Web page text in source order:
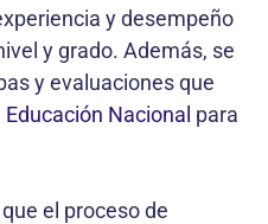
y desempeño
y grado. Además, se
y evaluaciones que
Nacional para
el proceso de